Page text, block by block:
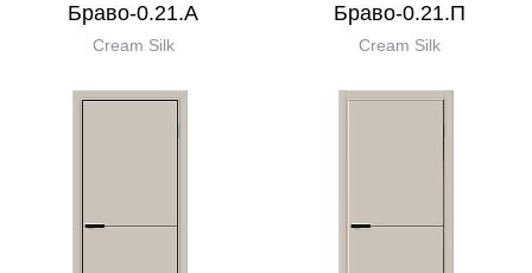
Браво-0.21.А
Cream Silk
Браво-0.21.П
Cream Silk